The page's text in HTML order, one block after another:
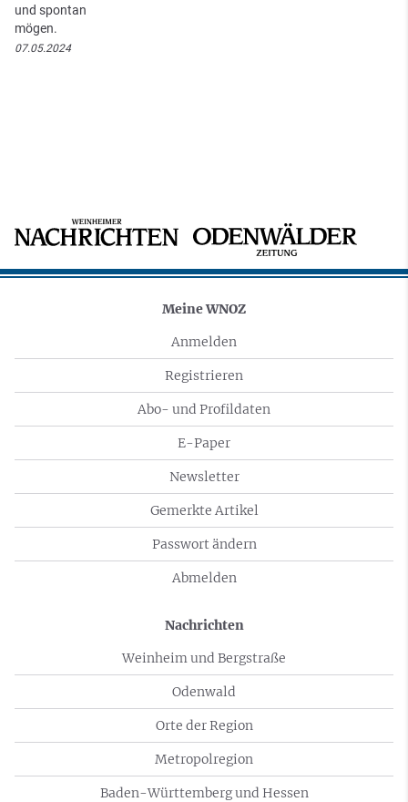
und spontan
mögen.
07.05.2024
Meine WNOZ
Anmelden
Registrieren
Abo- und Profildaten
E-Paper
Newsletter
Gemerkte Artikel
Passwort ändern
Abmelden
Nachrichten
Weinheim und Bergstraße
Odenwald
Orte der Region
Metropolregion
Baden-Württemberg und Hessen